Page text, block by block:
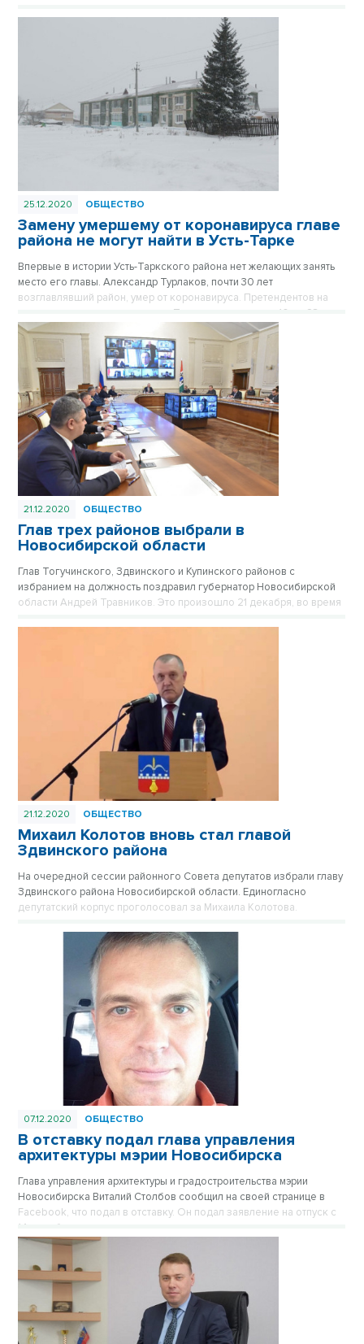
25.12.2020 ОБЩЕСТВО
Замену умершему от коронавируса главе
района не могут найти в Усть-Тарке
Впервые в истории Усть-Таркского района нет желающих занять
место его главы. Александр Турлаков, почти 30 лет
возглавлявший район, умер от коронавируса. Претендентов на
вакантную должность пока нет. Прием заявок вели с 10 по 23
декабря.
21.12.2020 ОБЩЕСТВО
Глав трех районов выбрали в
Новосибирской области
Глав Тогучинского, Здвинского и Купинского районов с
избранием на должность поздравил губернатор Новосибирской
области Андрей Травников. Это произошло 21 декабря, во время
21.12.2020 ОБЩЕСТВО
Михаил Колотов вновь стал главой
Здвинского района
На очередной сессии районного Совета депутатов избрали главу
Здвинского района Новосибирской области. Единогласно
депутатский корпус проголосовал за Михаила Колотова.
07.12.2020 ОБЩЕСТВО
В отставку подал глава управления
архитектуры мэрии Новосибирска
Глава управления архитектуры и градостроительства мэрии
Новосибирска Виталий Столбов сообщил на своей странице в
Facebook, что подал в отставку. Он подал заявление на отпуск с
14 декабря с последующим увольнением.